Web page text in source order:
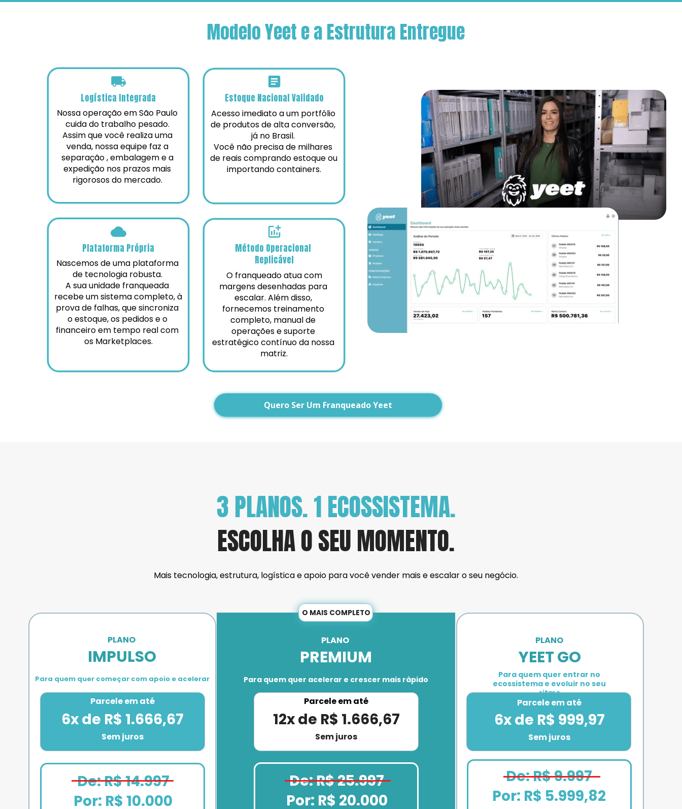
Modelo Yeet e a Estrutura Entregue
Estoque Nacional Validado
Logística Integrada
Nossa operação em São Paulo
cuida do trabalho pesado.
Assim que você realiza uma
venda, nossa equipe faz a
separação , embalagem e a
expedição nos prazos mais
rigorosos do mercado.
Acesso imediato a um portfólio
de produtos de alta conversão,
já no Brasil.
Você não precisa de milhares
de reais comprando estoque ou
importando containers.
Plataforma Própria
Método Operacional
Replicável
Nascemos de uma plataforma
de tecnologia robusta.
A sua unidade franqueada
recebe um sistema completo, à
prova de falhas, que sincroniza
o estoque, os pedidos e o
financeiro em tempo real com
os Marketplaces.
margens desenhadas para
escalar. Além disso,
fornecemos treinamento
completo, manual de
operações e suporte
estratégico contínuo da nossa
matriz.
Quero Ser Um Franqueado Yeet
3 PLANOS. 1 ECOSSISTEMA.
ESCOLHA O SEU MOMENTO.
Mais tecnologia, estrutura, logística e apoio para você vender mais e escalar o seu negócio.
O MAIS COMPLETO
PLANO PLANO
PLANO
IMPULSO YEET GO
PREMIUM
Para quem quer entrar no
ecossistema e evoluir no seu
ritmo
Para quem quer acelerar e crescer mais rápido
Para quem quer começar com apoio e acelerar
Parcele em até
Parcele em até Parcele em até
12x de R$ 1.666,67
6x de R$ 1.666,67 6x de R$ 999,97
Sem juros
Sem juros Sem juros
De: R$ 9.997
Por: R$ 5.999,82
De: R$ 25.997
Por: R$ 20.000
De: R$ 14.997
Por: R$ 10.000